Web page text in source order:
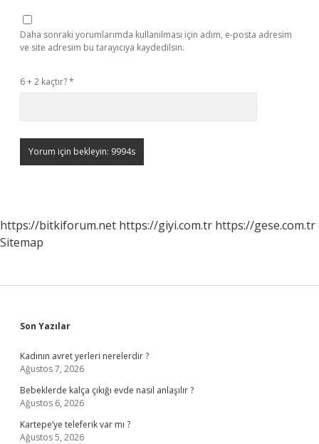
Daha sonraki yorumlarımda kullanılması için adım, e-posta adresim
ve site adresim bu tarayıcıya kaydedilsin.
6 + 2 kaçtır?*
https://bitkiforum.net https://giyi.com.tr https://gese.com.tr
Sitemap
Sidebar
Son Yazılar
Kadının avret yerleri nerelerdir ?
Ağustos 7, 2026
Bebeklerde kalça çıkığı evde nasıl anlaşılır ?
Ağustos 6, 2026
Kartepe’ye teleferik var mı ?
Ağustos 5, 2026